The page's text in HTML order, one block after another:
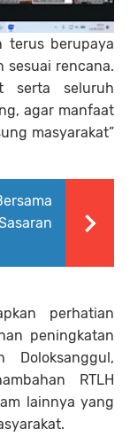
terus berupaya
sesuai rencana.
serta seluruh
agar manfaat
masyarakat”
perhatian
peningkatan
RTLH
lainnya yang